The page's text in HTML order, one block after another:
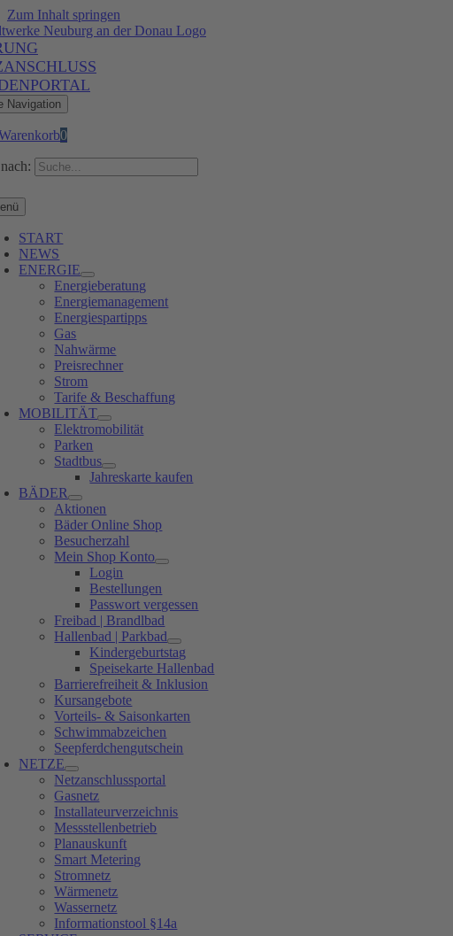
Zum Inhalt springen
Navigation
0
START
NEWS
ENERGIE
Energieberatung
Energiemanagement
Energiespartipps
Gas
Nahwärme
Preisrechner
Strom
Tarife & Beschaffung
MOBILITÄT
Elektromobilität
Parken
Stadtbus
Jahreskarte kaufen
BÄDER
Aktionen
Bäder Online Shop
Besucherzahl
Mein Shop Konto
Login
Bestellungen
Passwort vergessen
Freibad | Brandlbad
Hallenbad | Parkbad
Kindergeburtstag
Speisekarte Hallenbad
Barrierefreiheit & Inklusion
Kursangebote
Vorteils- & Saisonkarten
Schwimmabzeichen
Seepferdchengutschein
NETZE
Netzanschlussportal
Gasnetz
Installateurverzeichnis
Messstellenbetrieb
Planauskunft
Smart Metering
Stromnetz
Wärmenetz
Wassernetz
Informationstool §14a